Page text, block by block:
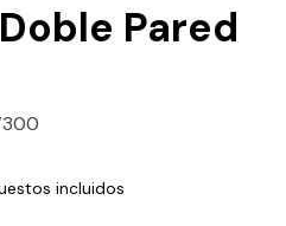
Pared
incluidos